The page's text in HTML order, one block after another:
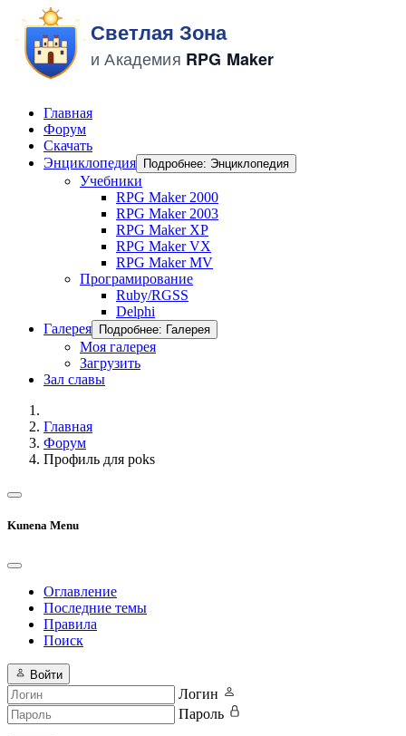
Главная
Форум
Скачать
Энциклопедия
Подробнее: Энциклопедия
Учебники
RPG Maker 2000
RPG Maker 2003
RPG Maker XP
RPG Maker VX
RPG Maker MV
Програмирование
Ruby/RGSS
Delphi
Галерея
Подробнее: Галерея
Моя галерея
Загрузить
Зал славы
Главная
Форум
Профиль для poks
Kunena Menu
Оглавление
Последние темы
Правила
Поиск
Войти
Логин
Пароль